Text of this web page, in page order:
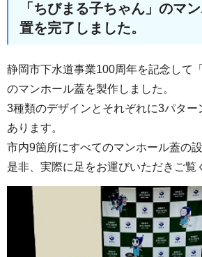
「ちびまる子ちゃん」のマ
置を完了しました。
静岡市下水道事業100周年を記念して
のマンホール蓋を製作しました。
3種類のデザインとそれぞれに3パタ
あります。
市内9箇所にすべてのマンホール蓋の
是非、実際に足をお運びいただきご覧